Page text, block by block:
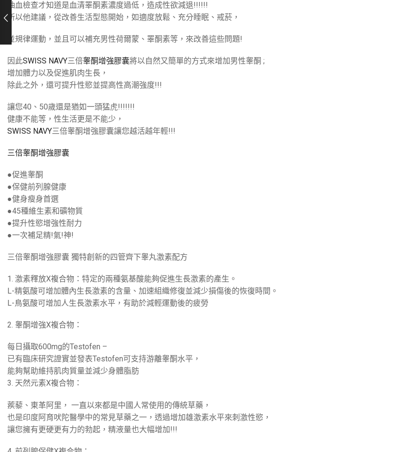
抽血檢查才知道是血清睪酮素濃度過低，造成性欲減退!!!!!!
所以他建議，從改善生活型態開始，如適度放鬆、充分睡眠、戒菸，
並規律運動，並且可以補充男性荷爾蒙、睪酮素等，來改善這些問題!
因此SWISS NAVY三倍睾酮增強膠囊將以自然又簡單的方式來增加男性睾酮 ;
增加體力以及促進肌肉生長，
除此之外，還可提升性慾並提高性高潮強度!!!
讓您40、50歲還是猶如一頭猛虎!!!!!!!
健康不能等，性生活更是不能少，
SWISS NAVY三倍睾酮增強膠囊讓您越活越年輕!!!
三倍睾酮增強膠囊
●促進睾酮
●保健前列腺健康
●健身瘦身首選
●45種維生素和礦物質
●提升性慾增強性耐力
●一次補足精!氣!神!
三倍睾酮增強膠囊 獨特創新的四管齊下睾丸激素配方
1. 激素釋放X複合物：特定的兩種氨基酸能夠促進生長激素的產生。
L-精氨酸可增加體內生長激素的含量、加速組織修復並減少損傷後的恢復時間。
L-鳥氨酸可增加人生長激素水平，有助於減輕運動後的疲勞
2. 睾酮增強X複合物：
每日攝取600mg的Testofen –
已有臨床研究證實並發表Testofen可支持游離睾酮水平，
能夠幫助維持肌肉質量並減少身體脂肪
3. 天然元素X複合物：
蒺藜、東革阿里， 一直以來都是中國人常使用的傳統草藥，
也是印度阿育吠陀醫學中的常見草藥之一，透過增加雄激素水平來刺激性慾，
讓您擁有更硬更有力的勃起，精液量也大幅增加!!!